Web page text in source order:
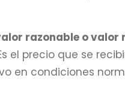
razonable o valor
el precio que se
en condiciones